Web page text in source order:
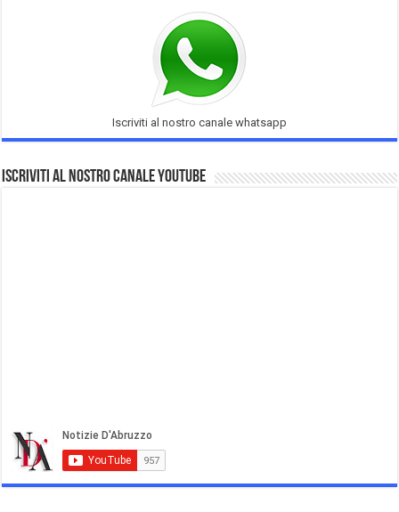
Iscriviti al nostro canale whatsapp
Iscriviti al nostro Canale Youtube